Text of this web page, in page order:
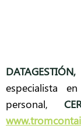
DATAGESTIÓN,
especialista
personal,